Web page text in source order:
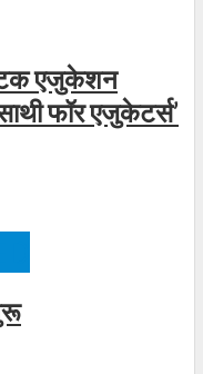
एजुकेशन
फॉर एजुकेटर्स’